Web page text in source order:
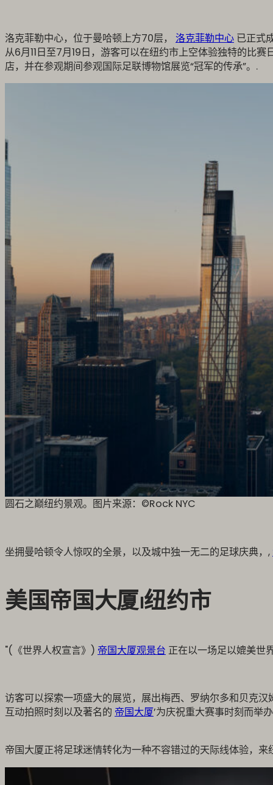
洛克菲勒中心，位于曼哈顿上方70层， 洛克菲勒中心 已正式
从6月11日至7月19日，游客可以在纽约市上空体验独特的比
店，并在参观期间参观国际足联博物馆展览“冠军的传承”。.
圆石之巅纽约景观。图片来源：©️Rock NYC
坐拥曼哈顿令人惊叹的全景，以及城中独一无二的足球庆典，,
美国帝国大厦⏐纽约市
"(《世界人权宣言》) 帝国大厦观景台 正在以一场足以媲美世
访客可以探索一项盛大的展览，展出梅西、罗纳尔多和贝克
互动拍照时刻以及著名的 帝国大厦’为庆祝重大赛事时刻而举
帝国大厦正将足球迷情转化为一种不容错过的天际线体验，